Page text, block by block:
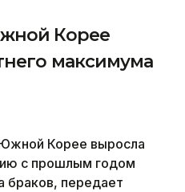
Корее
максимума
Корее выросла
с прошлым годом
браков, передает